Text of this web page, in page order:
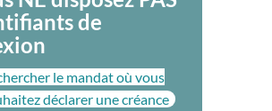
de
le mandat où vous
déclarer une créance